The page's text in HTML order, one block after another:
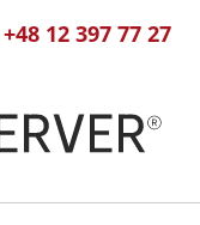
+48 12 397 77 27